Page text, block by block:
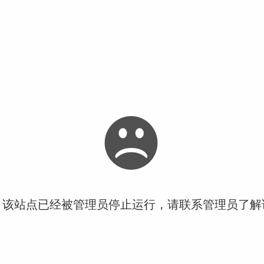
站点已经被管理员停止运行，请联系管理员了